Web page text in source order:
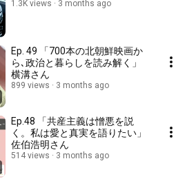
1.3K views 3 months ago
Ep. 49 「700本の北朝鮮映画か
ら､政治と暮らしを読み解く」
横溝さん
899 views 3 months ago
Ep.48 「共産主義は憎悪を説
く。私は愛と真実を語りたい」
佐伯浩明さん
514 views 3 months ago